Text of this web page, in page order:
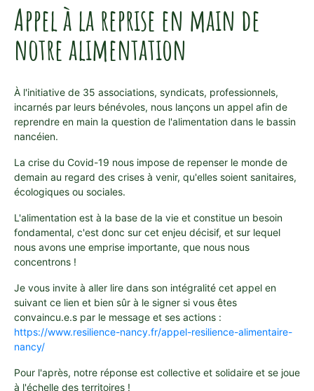
Appel à la reprise en main de
notre alimentation
À l'initiative de 35 associations, syndicats, professionnels,
incarnés par leurs bénévoles, nous lançons un appel afin de
reprendre en main la question de l'alimentation dans le bassin
nancéien.
La crise du Covid-19 nous impose de repenser le monde de
demain au regard des crises à venir, qu'elles soient sanitaires,
écologiques ou sociales.
L'alimentation est à la base de la vie et constitue un besoin
fondamental, c'est donc sur cet enjeu décisif, et sur lequel
nous avons une emprise importante, que nous nous
concentrons !
Je vous invite à aller lire dans son intégralité cet appel en
suivant ce lien et bien sûr à le signer si vous êtes
convaincu.e.s par le message et ses actions :
https://www.resilience-nancy.fr/appel-resilience-alimentaire-
nancy/
Pour l'après, notre réponse est collective et solidaire et se joue
à l'échelle des territoires !